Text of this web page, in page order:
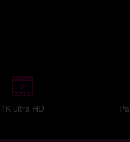
4K ultra HD